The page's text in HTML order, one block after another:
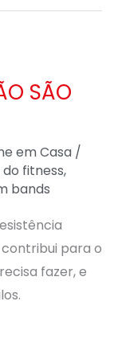
SÃO
em Casa /
fitness,
bands
para o
fazer, e